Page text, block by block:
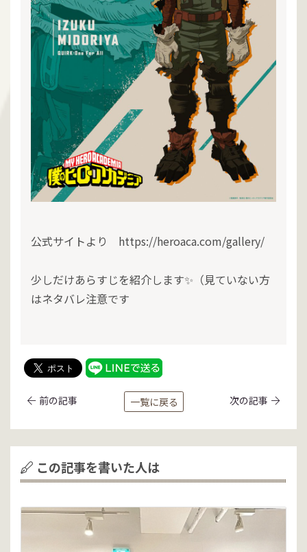
公式サイトより https://heroaca.com/gallery/
少しだけあらすじを紹介します✨（見ていない方
はネタバレ注意です
前の記事 一覧に戻る 次の記事
この記事を書いた人は